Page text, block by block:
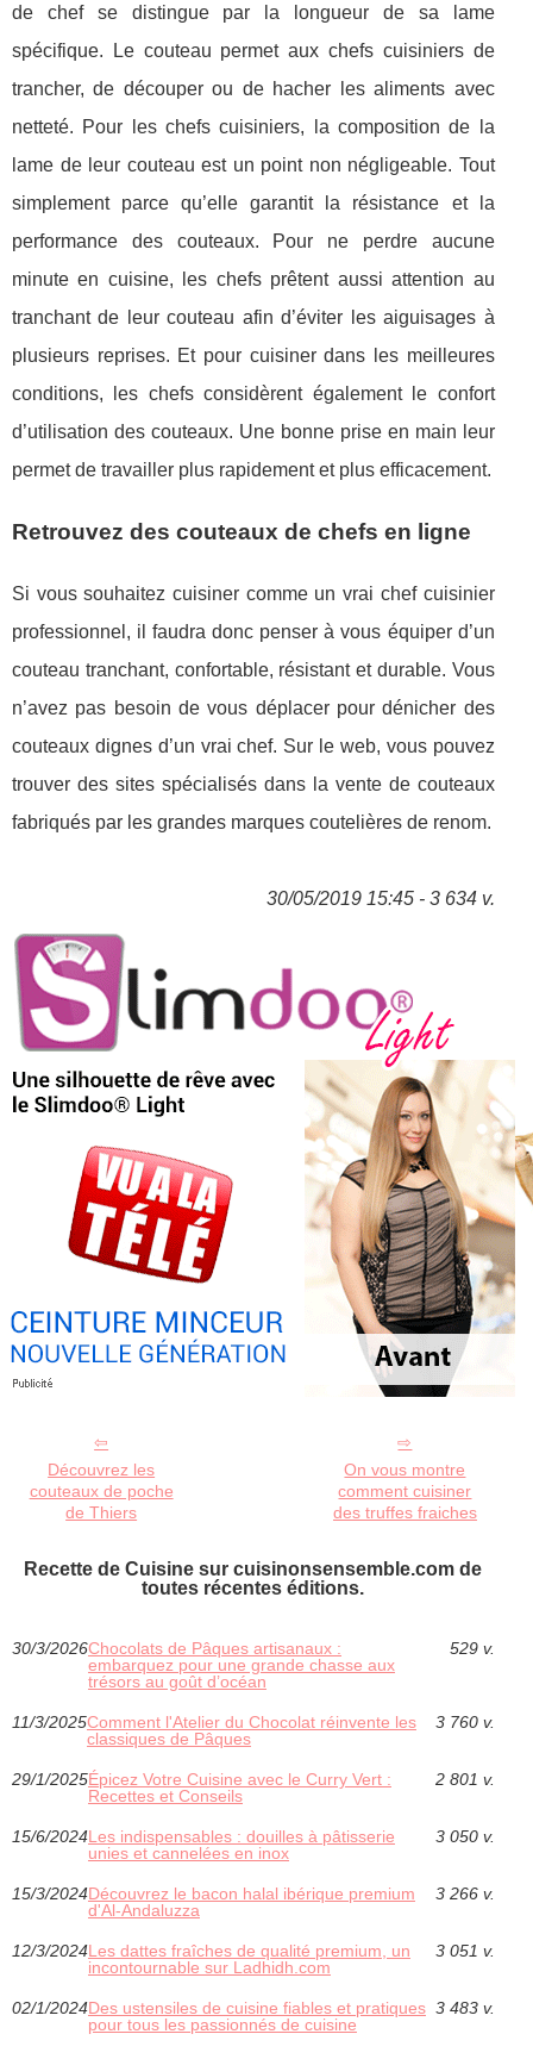
de chef se distingue par la longueur de sa lame
spécifique. Le couteau permet aux chefs cuisiniers de
trancher, de découper ou de hacher les aliments avec
netteté. Pour les chefs cuisiniers, la composition de la
lame de leur couteau est un point non négligeable. Tout
simplement parce qu’elle garantit la résistance et la
performance des couteaux. Pour ne perdre aucune
minute en cuisine, les chefs prêtent aussi attention au
tranchant de leur couteau afin d’éviter les aiguisages à
plusieurs reprises. Et pour cuisiner dans les meilleures
conditions, les chefs considèrent également le confort
d’utilisation des couteaux. Une bonne prise en main leur
permet de travailler plus rapidement et plus efficacement.
Retrouvez des couteaux de chefs en ligne
Si vous souhaitez cuisiner comme un vrai chef cuisinier
professionnel, il faudra donc penser à vous équiper d’un
couteau tranchant, confortable, résistant et durable. Vous
n’avez pas besoin de vous déplacer pour dénicher des
couteaux dignes d’un vrai chef. Sur le web, vous pouvez
trouver des sites spécialisés dans la vente de couteaux
fabriqués par les grandes marques coutelières de renom.
30/05/2019 15:45 - 3 634 v.
Découvrez les
couteaux de poche
de Thiers
On vous montre
comment cuisiner
des truffes fraiches
Recette de Cuisine sur cuisinonsensemble.com de
toutes récentes éditions.
30/3/2026Chocolats de Pâques artisanaux :
embarquez pour une grande chasse aux
trésors au goût d’océan
529 v.
11/3/2025Comment l'Atelier du Chocolat réinvente les
classiques de Pâques
3 760 v.
29/1/2025Épicez Votre Cuisine avec le Curry Vert :
Recettes et Conseils
2 801 v.
15/6/2024Les indispensables : douilles à pâtisserie
unies et cannelées en inox
3 050 v.
15/3/2024Découvrez le bacon halal ibérique premium
d'Al-Andaluzza
3 266 v.
12/3/2024Les dattes fraîches de qualité premium, un
incontournable sur Ladhidh.com
3 051 v.
02/1/2024Des ustensiles de cuisine fiables et pratiques
pour tous les passionnés de cuisine
3 483 v.